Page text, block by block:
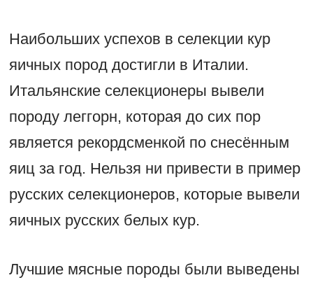
Наибольших успехов в селекции кур
яичных пород достигли в Италии.
Итальянские селекционеры вывели
породу леггорн, которая до сих пор
является рекордсменкой по снесённым
яиц за год. Нельзя ни привести в пример
русских селекционеров, которые вывели
яичных русских белых кур.
Лучшие мясные породы были выведены